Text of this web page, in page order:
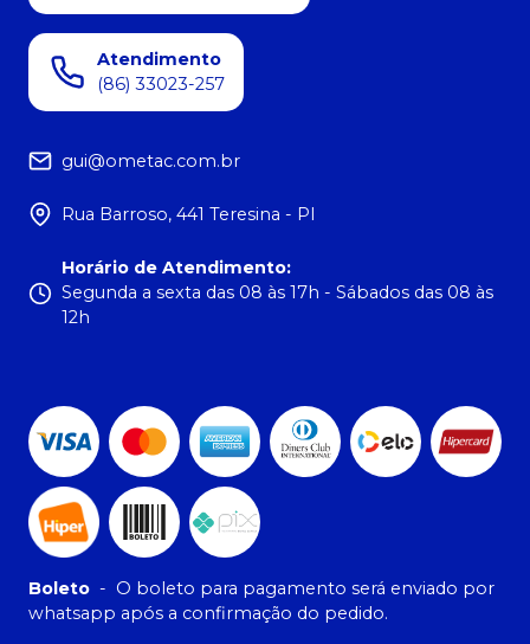
Atendimento
(86) 33023-257
gui@ometac.com.br
Rua Barroso, 441 Teresina - PI
Horário de Atendimento:
Segunda a sexta das 08 às 17h - Sábados das 08 às
12h
Boleto - O boleto para pagamento será enviado por
whatsapp após a confirmação do pedido.